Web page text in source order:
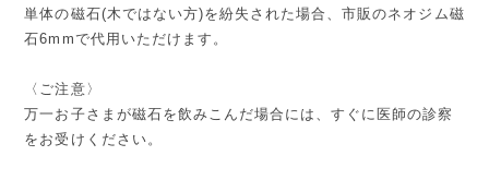
単体の磁石(木ではない方)を紛失された場合、市販のネオジム磁
石6mmで代用いただけます。
〈ご注意〉
万一お子さまが磁石を飲みこんだ場合には、すぐに医師の診察
をお受けください。